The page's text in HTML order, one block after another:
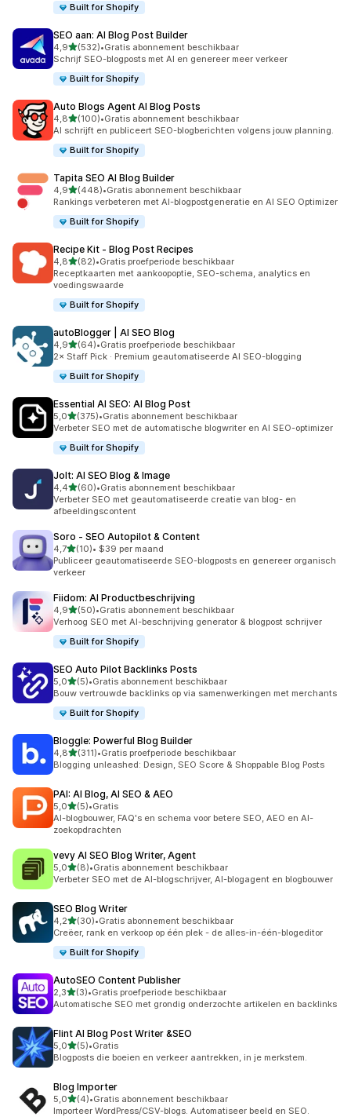
Built for Shopify
SEO aan: AI Blog Post Builder
4,9van 5 sterren
(532)
532 recensies in totaal
•Gratis abonnement beschikbaar
Schrijf SEO-blogposts met AI en genereer meer verkeer
Built for Shopify
Auto Blogs Agent AI Blog Posts
4,8van 5 sterren
(100)
100 recensies in totaal
•Gratis abonnement beschikbaar
AI schrijft en publiceert SEO-blogberichten volgens jouw planning.
Built for Shopify
Tapita SEO AI Blog Builder
4,9van 5 sterren
(448)
448 recensies in totaal
•Gratis abonnement beschikbaar
Rankings verbeteren met AI-blogpostgeneratie en AI SEO Optimizer
Built for Shopify
Recipe Kit ‑ Blog Post Recipes
4,8van 5 sterren
(82)
82 recensies in totaal
•Gratis proefperiode beschikbaar
Receptkaarten met aankoopoptie, SEO-schema, analytics en
voedingswaarde
Built for Shopify
autoBlogger | AI SEO Blog
4,9van 5 sterren
(64)
64 recensies in totaal
•Gratis proefperiode beschikbaar
2× Staff Pick · Premium geautomatiseerde AI SEO-blogging
Built for Shopify
Essential AI SEO: AI Blog Post
5,0van 5 sterren
(375)
375 recensies in totaal
•Gratis abonnement beschikbaar
Verbeter SEO met de automatische blogwriter en AI SEO-optimizer
Built for Shopify
Jolt: AI SEO Blog & Image
4,4van 5 sterren
(60)
60 recensies in totaal
•Gratis abonnement beschikbaar
Verbeter SEO met geautomatiseerde creatie van blog- en
afbeeldingscontent
Soro ‑ SEO Autopilot & Content
4,7van 5 sterren
(10)
10 recensies in totaal
• $39 per maand
Publiceer geautomatiseerde SEO-blogposts en genereer organisch
verkeer
Fiidom: AI Productbeschrijving
4,9van 5 sterren
(50)
50 recensies in totaal
•Gratis abonnement beschikbaar
Verhoog SEO met AI-beschrijving generator & blogpost schrijver
Built for Shopify
SEO Auto Pilot Backlinks Posts
5,0van 5 sterren
(5)
5 recensies in totaal
•Gratis abonnement beschikbaar
Bouw vertrouwde backlinks op via samenwerkingen met merchants
Built for Shopify
Bloggle: Powerful Blog Builder
4,8van 5 sterren
(311)
311 recensies in totaal
•Gratis proefperiode beschikbaar
Blogging unleashed: Design, SEO Score & Shoppable Blog Posts
PAI: AI Blog, AI SEO & AEO
5,0van 5 sterren
(5)
5 recensies in totaal
•Gratis
AI-blogbouwer, FAQ's en schema voor betere SEO, AEO en AI-
zoekopdrachten
vevy AI SEO Blog Writer, Agent
5,0van 5 sterren
(8)
8 recensies in totaal
•Gratis abonnement beschikbaar
Verbeter SEO met de AI-blogschrijver, AI-blogagent en blogbouwer
SEO Blog Writer
4,2van 5 sterren
(30)
30 recensies in totaal
•Gratis abonnement beschikbaar
Creëer, rank en verkoop op één plek - de alles-in-één-blogeditor
Built for Shopify
AutoSEO Content Publisher
2,3van 5 sterren
(3)
3 recensies in totaal
•Gratis proefperiode beschikbaar
Automatische SEO met grondig onderzochte artikelen en backlinks
Flint AI Blog Post Writer &SEO
5,0van 5 sterren
(5)
5 recensies in totaal
•Gratis
Blogposts die boeien en verkeer aantrekken, in je merkstem.
Blog Importer
5,0van 5 sterren
(4)
4 recensies in totaal
•Gratis abonnement beschikbaar
Importeer WordPress/CSV-blogs. Automatiseer beeld en SEO.